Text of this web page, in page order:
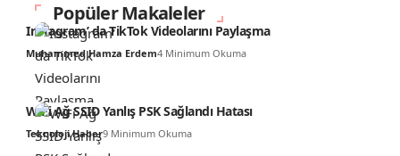
Popüler Makaleler
Instagram’ da TikTok Videolarını Paylaşma
Muhammed Hamza Erdem4 Minimum Okuma
WiFi Ağ SSID Yanlış PSK Sağlandı Hatası
Teknoloji Haber9 Minimum Okuma